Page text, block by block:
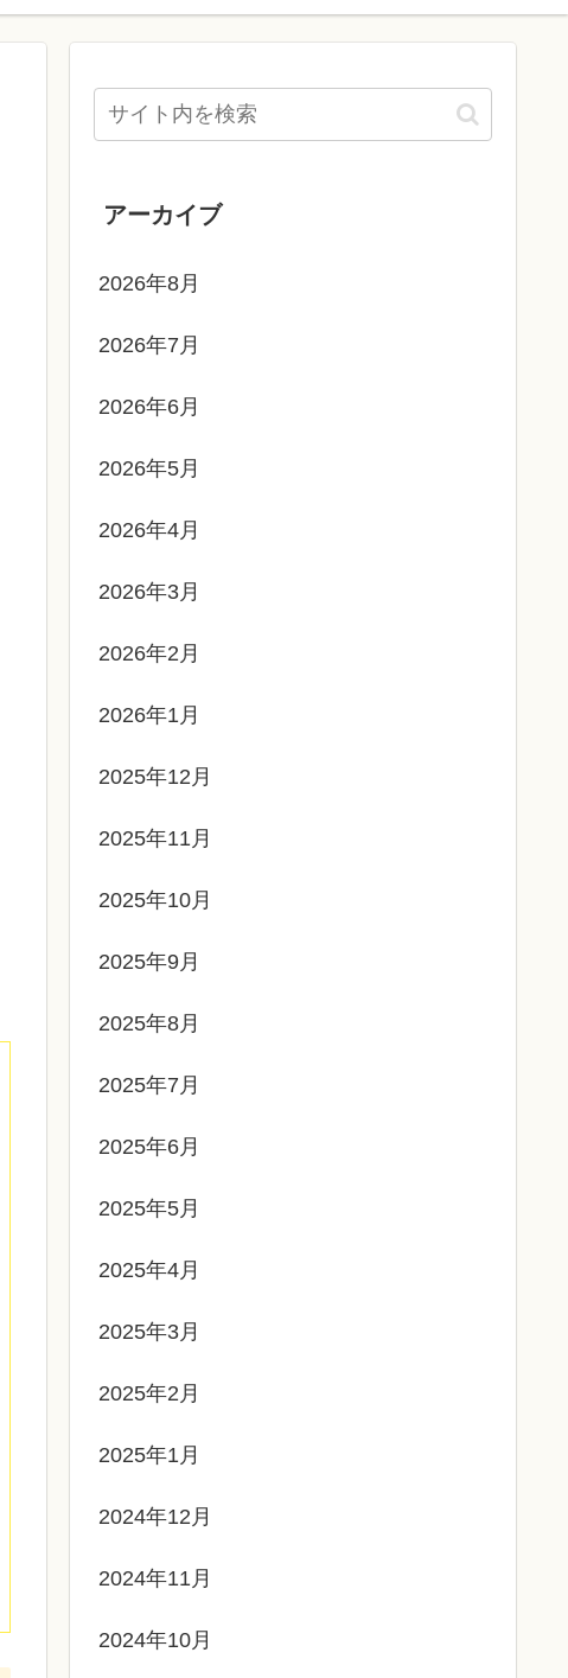
アーカイブ
2026年8月
2026年7月
2026年6月
2026年5月
2026年4月
2026年3月
2026年2月
2026年1月
2025年12月
2025年11月
2025年10月
2025年9月
2025年8月
2025年7月
2025年6月
2025年5月
2025年4月
2025年3月
2025年2月
2025年1月
2024年12月
2024年11月
2024年10月